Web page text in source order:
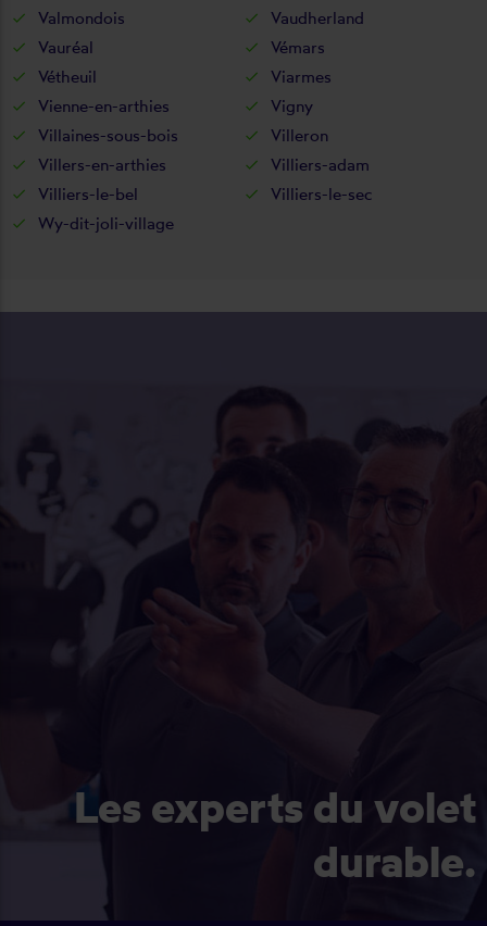
Valmondois
Vaudherland
Vauréal
Vémars
Vétheuil
Viarmes
Vienne-en-arthies
Vigny
Villaines-sous-bois
Villeron
Villers-en-arthies
Villiers-adam
Villiers-le-bel
Villiers-le-sec
Wy-dit-joli-village
Les experts du volet
durable.